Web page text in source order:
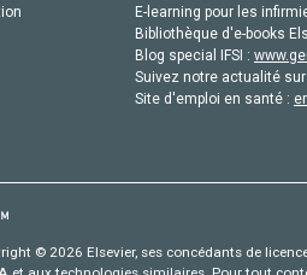
E-learning pour les
Bibliothèque d'e-books
Blog special IFSI :
Suivez notre actualité
Site d'emploi en santé :
© 2026 Elsevier, ses concédants de